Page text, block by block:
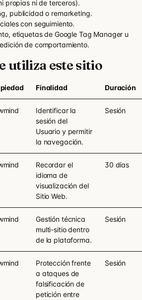
propias ni de terceros).
publicidad o remarketing.
con seguimiento.
etiquetas de Google Tag Manager u
de comportamiento.
utiliza este sitio
Finalidad Duración
Identificar la
sesión del
Usuario y permitir
la navegación.
Sesión
Recordar el
idioma de
visualización del
Sitio Web.
30 días
Gestión técnica
multi-sitio dentro
de la plataforma.
Sesión
Protección frente
a ataques de
falsificación de
petición entre
Sesión